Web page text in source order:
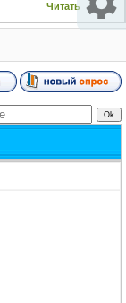
Читать